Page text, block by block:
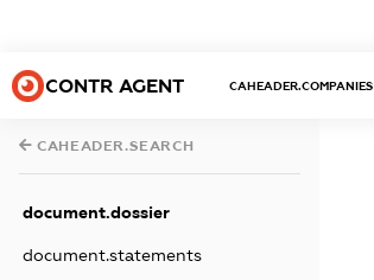
CONTR AGENT CAHEADER.COMPANIES
CAHEADER.SEARCH
document.dossier
document.statements